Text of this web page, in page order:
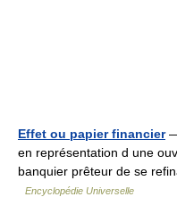
Effet ou papier financier—
en représentation d une
banquier prêteur de se
Encyclopédie Universelle